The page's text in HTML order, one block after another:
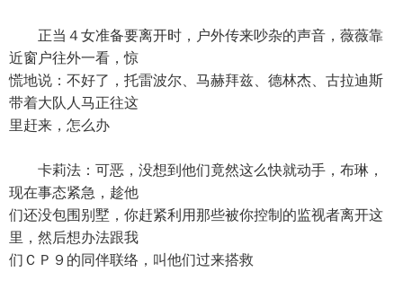
正当４女准备要离开时，户外传来吵杂的声音，薇薇靠
近窗户往外一看，惊
慌地说：不好了，托雷波尔、马赫拜兹、德林杰、古拉迪斯
带着大队人马正往这
里赶来，怎么办
卡莉法：可恶，没想到他们竟然这么快就动手，布琳，
现在事态紧急，趁他
们还没包围别墅，你赶紧利用那些被你控制的监视者离开这
里，然后想办法跟我
们ＣＰ９的同伴联络，叫他们过来搭救